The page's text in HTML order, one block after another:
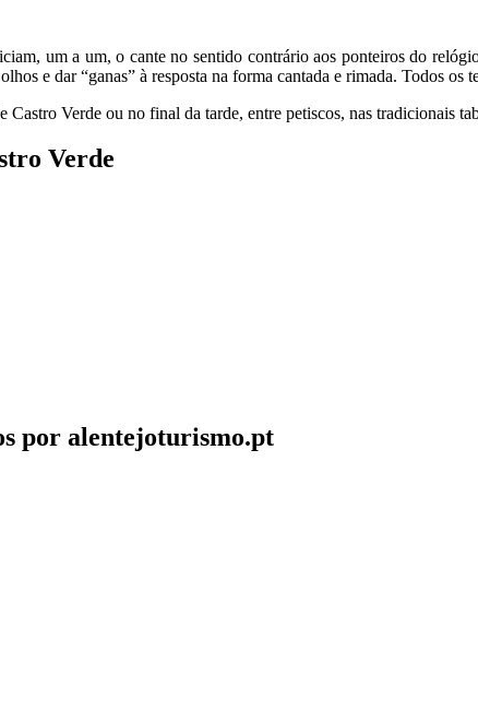
um a um, o cante no sentido contrário aos ponteiros do
e dar “ganas” à resposta na forma cantada e rimada. Todos
Verde ou no final da tarde, entre petiscos, nas tradicionais
Verde
por alentejoturismo.pt